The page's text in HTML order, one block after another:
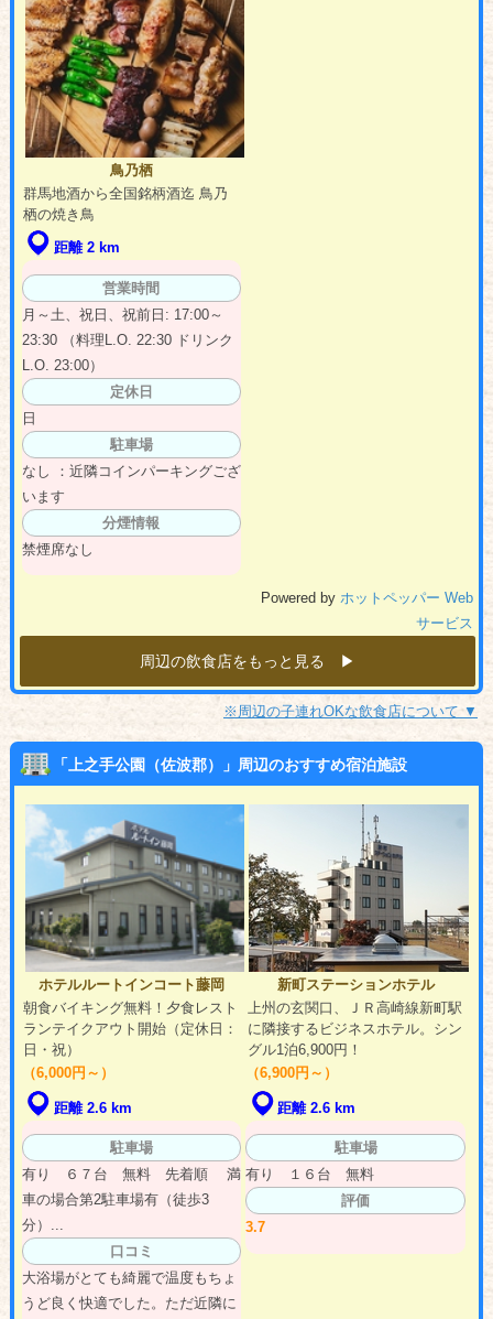
鳥乃栖
群馬地酒から全国銘柄酒迄 鳥乃
栖の焼き鳥
距離 2 km
営業時間
月～土、祝日、祝前日: 17:00～
23:30 （料理L.O. 22:30 ドリンク
L.O. 23:00）
定休日
日
駐車場
なし ：近隣コインパーキングござ
います
分煙情報
禁煙席なし
Powered by ホットペッパー Web
サービス
周辺の飲食店をもっと見る ▶︎
※周辺の子連れOKな飲食店について ▼
「上之手公園（佐波郡）」周辺のおすすめ宿泊施設
ホテルルートインコート藤岡
朝食バイキング無料！夕食レスト
ランテイクアウト開始（定休日：
日・祝）
（6,000円～）
距離 2.6 km
駐車場
有り ６７台 無料 先着順 満
車の場合第2駐車場有（徒歩3
分）...
口コミ
大浴場がとても綺麗で温度もちょ
うど良く快適でした。ただ近隣に
新町ステーションホテル
上州の玄関口、ＪＲ高崎線新町駅
に隣接するビジネスホテル。シン
グル1泊6,900円！
（6,900円～）
距離 2.6 km
駐車場
有り １６台 無料
評価
3.7